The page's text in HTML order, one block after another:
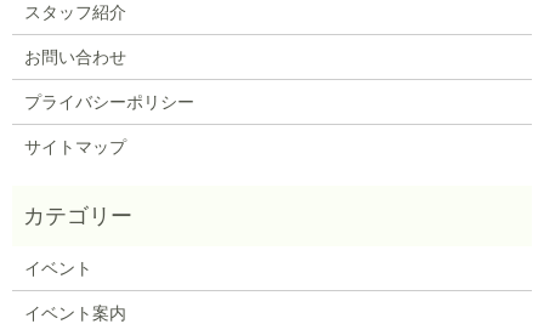
スタッフ紹介
お問い合わせ
プライバシーポリシー
サイトマップ
イベント
イベント案内